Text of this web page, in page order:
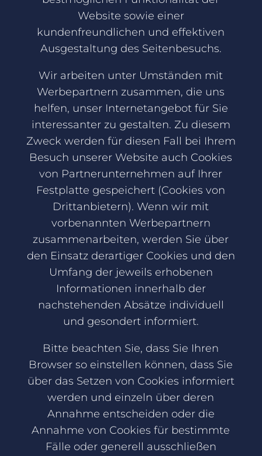
Website sowie einer
kundenfreundlichen und effektiven
Ausgestaltung des Seitenbesuchs.
Wir arbeiten unter Umständen mit
Werbepartnern zusammen, die uns
helfen, unser Internetangebot für Sie
interessanter zu gestalten. Zu diesem
Zweck werden für diesen Fall bei Ihrem
Besuch unserer Website auch Cookies
von Partnerunternehmen auf Ihrer
Festplatte gespeichert (Cookies von
Drittanbietern). Wenn wir mit
vorbenannten Werbepartnern
zusammenarbeiten, werden Sie über
den Einsatz derartiger Cookies und den
Umfang der jeweils erhobenen
Informationen innerhalb der
nachstehenden Absätze individuell
und gesondert informiert.
Bitte beachten Sie, dass Sie Ihren
Browser so einstellen können, dass Sie
über das Setzen von Cookies informiert
werden und einzeln über deren
Annahme entscheiden oder die
Annahme von Cookies für bestimmte
Fälle oder generell ausschließen